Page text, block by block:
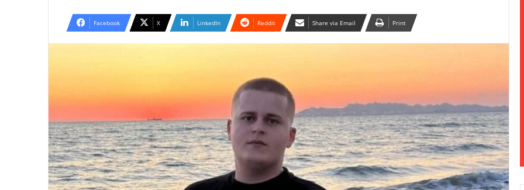
Facebook X LinkedIn Reddit Share via Email Print